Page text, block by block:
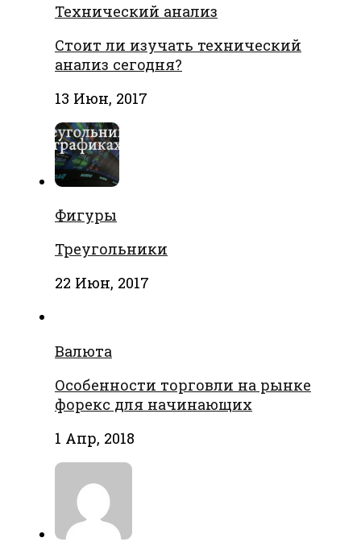
Технический анализ
Стоит ли изучать технический
анализ сегодня?
13 Июн, 2017
Фигуры
Треугольники
22 Июн, 2017
Валюта
Особенности торговли на рынке
форекс для начинающих
1 Апр, 2018